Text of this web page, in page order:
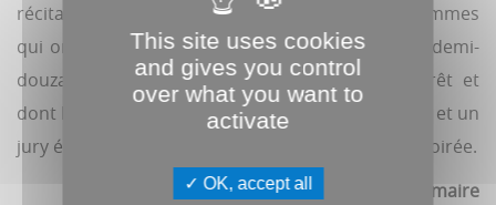
récitants sont tous adultes : une vingtaine de femmes
qui ont travaillé avec une art thérapeute et une demi-
douzaine d’hommes, détenus à la maison d’arrêt et
dont les récits seront diffusés par vidéo. Le public et un
jury éliront la meilleure prestation à l’issue de la soirée.
Ingrid Lemaire
This site uses cookies
and gives you control
over what you want to
activate
OK, accept all